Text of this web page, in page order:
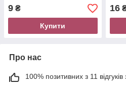
9 ₴
Купити
16
Про нас
100% позитивних з 11 відгуків